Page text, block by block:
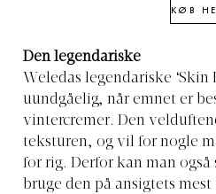
KØB
Den legendariske
Weledas legendariske ‘Skin
uundgåelig, når emnet er
vintercremer. Den
teksturen, og vil for nogle
for rig. Derfor kan man også
bruge den på ansigtets